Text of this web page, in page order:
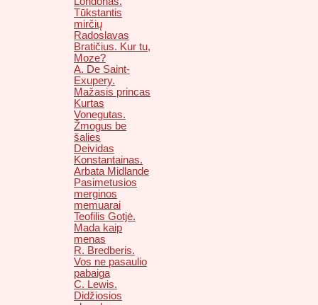
Tūkstantis
mirčių
Radoslavas
Bratičius. Kur tu,
Moze?
A. De Saint-
Exupery.
Mažasis princas
Kurtas
Vonegutas.
Žmogus be
šalies
Deividas
Konstantainas.
Arbata Midlande
Pasimetusios
merginos
memuarai
Teofilis Gotjė.
Mada kaip
menas
R. Bredberis.
Vos ne pasaulio
pabaiga
C. Lewis.
Didžiosios